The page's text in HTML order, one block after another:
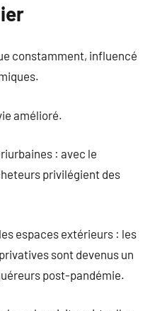
constamment, influencé
amélioré.
: avec le
privilégient des
espaces extérieurs : les
sont devenus un
post-pandémie.